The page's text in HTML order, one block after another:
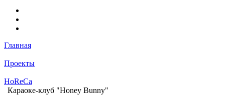
Главная
Проекты
HoReCa
Караоке-клуб "Honey Bunny"